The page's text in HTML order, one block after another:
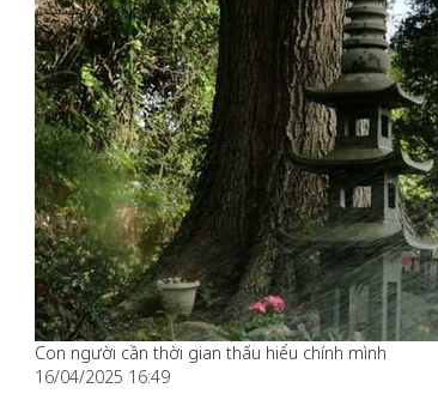
Con người cần thời gian thấu hiểu chính mình
16/04/2025 16:49